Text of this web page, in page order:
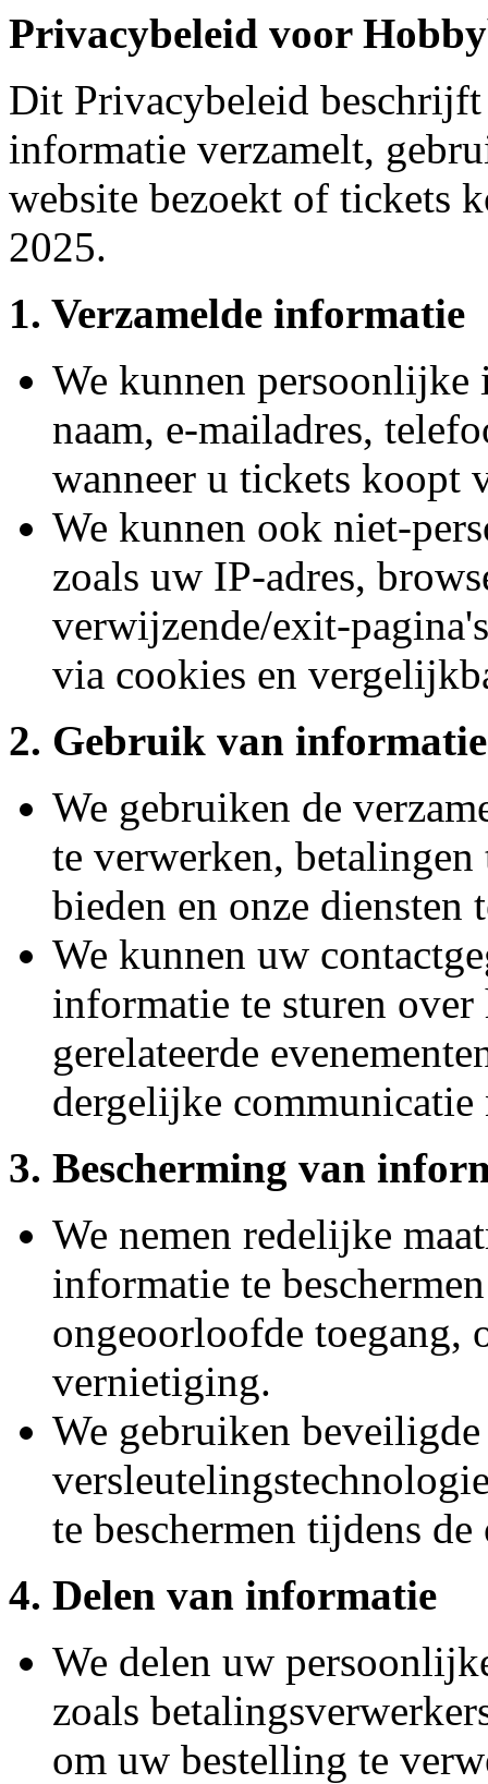
Privacybeleid voor
Dit Privacybeleid
informatie verzamelt,
website bezoekt of tickets
2025.
1. Verzamelde informatie
We kunnen persoonlijke
naam, e-mailadres,
wanneer u tickets koopt
We kunnen ook niet-
zoals uw IP-adres,
verwijzende/exit-
via cookies en
2. Gebruik van informatie
We gebruiken de
te verwerken,
bieden en onze diensten
We kunnen uw
informatie te sturen
gerelateerde
dergelijke communicatie
3. Bescherming van
We nemen redelijke
informatie te
ongeoorloofde toegang,
vernietiging.
We gebruiken
te beschermen tijdens
4. Delen van informatie
We delen uw
zoals
om uw bestelling te